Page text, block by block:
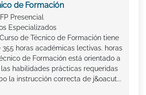
de Formación
Presencial
Especializados
de Técnico de Formación tiene
horas académicas lectivas. horas
de Formación está orientado a
habilidades prácticas requeridas
la instrucción correcta de j&oacut...